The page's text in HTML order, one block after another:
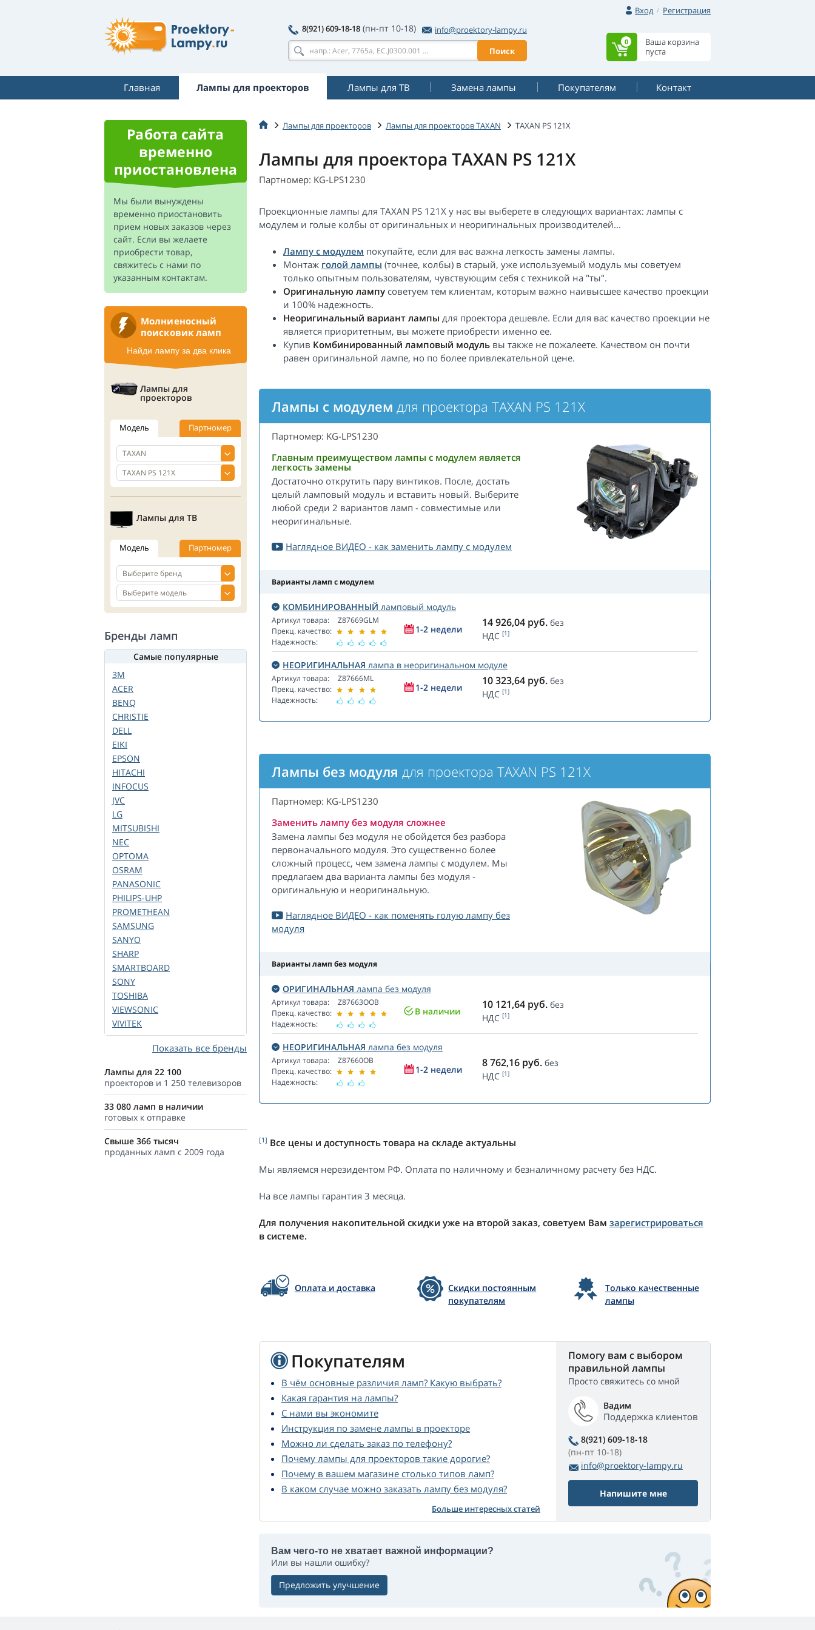
Вход
Регистрация
8(921) 609-18-18 (пн-пт 10-18)
info@proektory-lampy.ru
Поиск
Ваша корзина
пуста
0
Главная Лампы для проекторов Лампы для ТВ Замена лампы Покупателям Контакт
Лампы для проекторов Лампы для проекторов TAXAN TAXAN PS 121X
Лампы для проектора TAXAN PS 121X
Партномер: KG-LPS1230
Проекционные лампы для TAXAN PS 121X у нас вы выберете в следующих вариантах: лампы с
модулем и голые колбы от оригинальных и неоригинальных производителей...
Лампу с модулем покупайте, если для вас важна легкость замены лампы.
Монтаж голой лампы (точнее, колбы) в старый, уже используемый модуль мы советуем
только опытным пользователям, чувствующим себя с техникой на "ты".
Оригинальную лампу советуем тем клиентам, которым важно наивысшее качество проекции
и 100% надежность.
Неоригинальный вариант лампы для проектора дешевле. Если для вас качество проекции не
является приоритетным, вы можете приобрести именно ее.
Купив Комбинированный ламповый модуль вы также не пожалеете. Качеством он почти
равен оригинальной лампе, но по более привлекательной цене.
Лампы с модулем для проектора TAXAN PS 121X
Партномер: KG-LPS1230
Главным преимуществом лампы с модулем является
легкость замены
Достаточно открутить пару винтиков. После, достать
целый ламповый модуль и вставить новый. Выберите
любой среди 2 вариантов ламп - совместимые или
неоригинальные.
Наглядное ВИДЕО - как заменить лампу с модулем
Варианты ламп с модулем
КОМБИНИРОВАННЫЙ ламповый модуль
Артикул товара:
Прекц. качество:
Надежность:
Z87669GLM
1-2 недели
14 926,04 руб. без
НДС [1]
НЕОРИГИНАЛЬНАЯ лампа в неоригинальном модуле
Артикул товара:
Прекц. качество:
Надежность:
Z87666ML
1-2 недели
10 323,64 руб. без
НДС [1]
Лампы без модуля для проектора TAXAN PS 121X
Партномер: KG-LPS1230
Заменить лампу без модуля сложнее
Замена лампы без модуля не обойдется без разбора
первоначального модуля. Это существенно более
сложный процесс, чем замена лампы с модулем. Мы
предлагаем два варианта лампы без модуля -
оригинальную и неоригинальную.
Наглядное ВИДЕО - как поменять голую лампу без
модуля
Варианты ламп без модуля
ОРИГИНАЛЬНАЯ лампа без модуля
Артикул товара:
Прекц. качество:
Надежность:
Z87663OOB
В наличии
10 121,64 руб. без
НДС [1]
НЕОРИГИНАЛЬНАЯ лампа без модуля
Артикул товара:
Прекц. качество:
Надежность:
Z87660OB
1-2 недели
8 762,16 руб. без
НДС [1]
[1] Все цены и доступность товара на складе актуальны
Мы являемся нерезидентом РФ. Оплата по наличному и безналичному расчету без НДС.
На все лампы гарантия 3 месяца.
Для получения накопительной скидки уже на второй заказ, советуем Вам зарегистрироваться
в системе.
Оплата и доставка
Скидки постоянным
покупателям
Только качественные
лампы
Покупателям
В чём основные различия ламп? Какую выбрать?
Какая гарантия на лампы?
С нами вы экономите
Инструкция по замене лампы в проекторе
Можно ли сделать заказ по телефону?
Почему лампы для проекторов такие дорогие?
Почему в вашем магазине столько типов ламп?
В каком случае можно заказать лампу без модуля?
Больше интересных статей
Помогу вам с выбором
правильной лампы
Просто свяжитесь со мной
Вадим
Поддержка клиентов
8(921) 609-18-18
(пн-пт 10-18)
info@proektory-lampy.ru
Напишите мне
Вам чего-то не хватает важной информации?
Или вы нашли ошибку?
Предложить улучшение
Работа сайта
временно
приостановлена
Мы были вынуждены
временно приостановить
прием новых заказов через
сайт. Если вы желаете
приобрести товар,
свяжитесь с нами по
указанным контактам.
Молниеносный
поисковик ламп
Найди лампу за два клика
Лампы для
проекторов
Модель Партномер
Лампы для ТВ
Модель Партномер
Бренды ламп
Самые популярные
3M
ACER
BENQ
CHRISTIE
DELL
EIKI
EPSON
HITACHI
INFOCUS
JVC
LG
MITSUBISHI
NEC
OPTOMA
OSRAM
PANASONIC
PHILIPS-UHP
PROMETHEAN
SAMSUNG
SANYO
SHARP
SMARTBOARD
SONY
TOSHIBA
VIEWSONIC
VIVITEK
Показать все бренды
Лампы для 22 100
проекторов и 1 250 телевизоров
33 080 ламп в наличии
готовых к отправке
Свыше 366 тысяч
проданных ламп с 2009 года